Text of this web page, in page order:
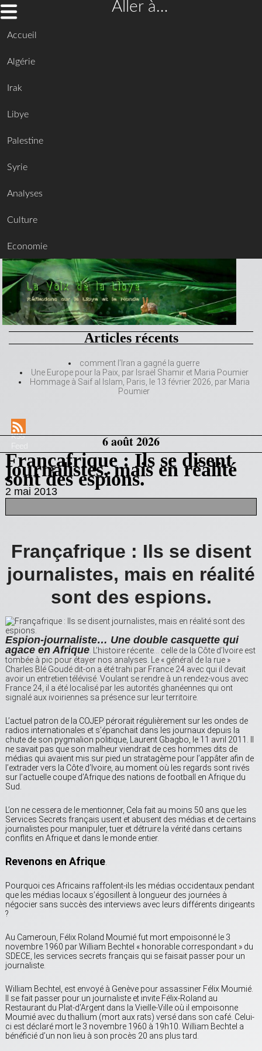
Aller à…
Accueil
Algérie
Irak
Libye
Palestine
Syrie
Analyses
Culture
Economie
Articles récents
comment l’Iran a gagné la guerre
Une Europe pour la Paix, par Israël Shamir et Maria Poumier
Hommage à Saif al Islam, Paris, le 13 février 2026, par Maria
Poumier
RSS
Feed
6 août 2026
Françafrique : Ils se disent
journalistes, mais en réalité
sont des espions.
2 mai 2013
Françafrique : Ils se disent
journalistes, mais en réalité
sont des espions.
Espion-journaliste… Une double casquette qui
agace en Afrique . L’histoire récente… celle de la Côte d’Ivoire est
tombée à pic pour étayer nos analyses. Le « général de la rue »
Charles Blé Goudé dit-on a été trahi par France 24 avec qui il devait
avoir un entretien télévisé. Voulant se rendre à un rendez-vous avec
France 24, il a été localisé par les autorités ghanéennes qui ont
signalé aux ivoiriennes sa présence sur leur territoire.
L’actuel patron de la COJEP pérorait régulièrement sur les ondes de
radios internationales et s’épanchait dans les journaux depuis la
chute de son pygmalion politique, Laurent Gbagbo, le 11 avril 2011. Il
ne savait pas que son malheur viendrait de ces hommes dits de
médias qui avaient mis sur pied un stratagème pour l’appâter afin de
l’extrader vers la Côte d’Ivoire, au moment où les regards sont rivés
sur l’actuelle coupe d’Afrique des nations de football en Afrique du
Sud.
L’on ne cessera de le mentionner, Cela fait au moins 50 ans que les
Services Secrets français usent et abusent des médias et de certains
journalistes pour manipuler, tuer et détruire la vérité dans certains
conflits en Afrique et dans le monde entier.
Revenons en Afrique
Pourquoi ces Africains raffolent-ils les médias occidentaux pendant
que les médias locaux s’égosillent à longueur des journées à
négocier sans succès des interviews avec leurs différents dirigeants
?
Au Cameroun, Félix Roland Moumié fut mort empoisonné le 3
novembre 1960 par William Bechtel « honorable correspondant » du
SDECE, les services secrets français qui se faisait passer pour un
journaliste.
William Bechtel, est envoyé à Genève pour assassiner Félix Moumié.
Il se fait passer pour un journaliste et invite Félix-Roland au
Restaurant du Plat-d’Argent dans la Vieille-Ville où il empoisonne
Moumié avec du thallium (mort aux rats) versé dans son café. Celui-
ci est déclaré mort le 3 novembre 1960 à 19h10. William Bechtel a
bénéficié d’un non lieu à son procès 20 ans plus tard.